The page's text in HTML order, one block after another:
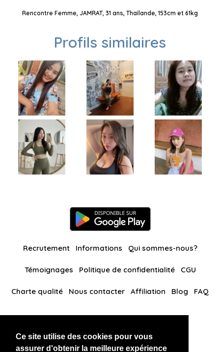
Ce site utilise des cookies pour vous
assurer d'obtenir la meilleure expérience
Rencontre Femme, JAMRAT, 31 ans, Thaïlande, 153cm et 61kg
Profils similaires
Recrutement Informations Qui sommes-nous?
Témoignages Politique de confidentialité CGU
Charte qualité Nous contacter Affiliation Blog FAQ
BlackAndBeauties RussianKisses